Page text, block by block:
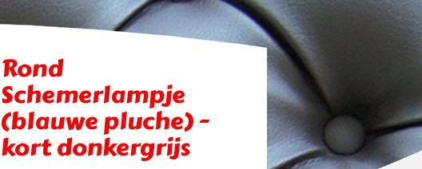
Rond
Schemerlampje
(blauwe pluche) -
kort donkergrijs